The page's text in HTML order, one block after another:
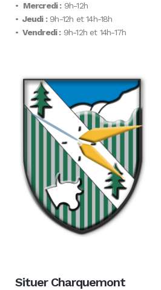
• Mercredi :9h-12h
• Jeudi :9h-12h et 14h-18h
• Vendredi :9h-12h et 14h-17h
Situer Charquemont